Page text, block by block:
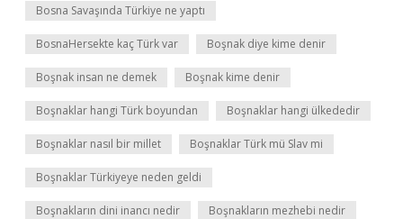
Bosna Savaşında Türkiye ne yaptı
BosnaHersekte kaç Türk var Boşnak diye kime denir
Boşnak insan ne demek Boşnak kime denir
Boşnaklar hangi Türk boyundan Boşnaklar hangi ülkededir
Boşnaklar nasıl bir millet Boşnaklar Türk mü Slav mi
Boşnaklar Türkiyeye neden geldi
Boşnakların dini inancı nedir Boşnakların mezhebi nedir